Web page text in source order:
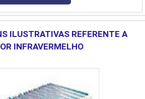
ILUSTRATIVAS REFERENTE A
INFRAVERMELHO